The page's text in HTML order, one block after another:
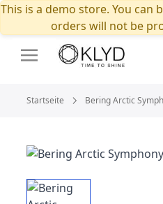
This is a demo store. You can
orders will not be
Startseite Bering Arctic